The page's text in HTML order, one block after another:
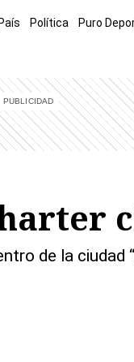
Política Puro
de la ciudad